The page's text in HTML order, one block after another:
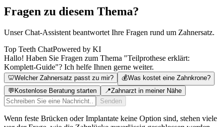
Fragen zu diesem Thema?
Unser Chat-Assistent beantwortet Ihre Fragen rund um Zahnersatz.
Top Teeth ChatPowered by KI
Hallo! Haben Sie Fragen zum Thema "Teilprothese erklärt:
Komplett-Guide"? Ich helfe Ihnen gerne weiter.
🦷Welcher Zahnersatz passt zu mir? 💰Was kostet eine Zahnkrone?
💬Kostenlose Beratung starten 📍Zahnarzt in meiner Nähe
Senden
Wenn feste Brücken oder Implantate keine Option sind, stehen viele